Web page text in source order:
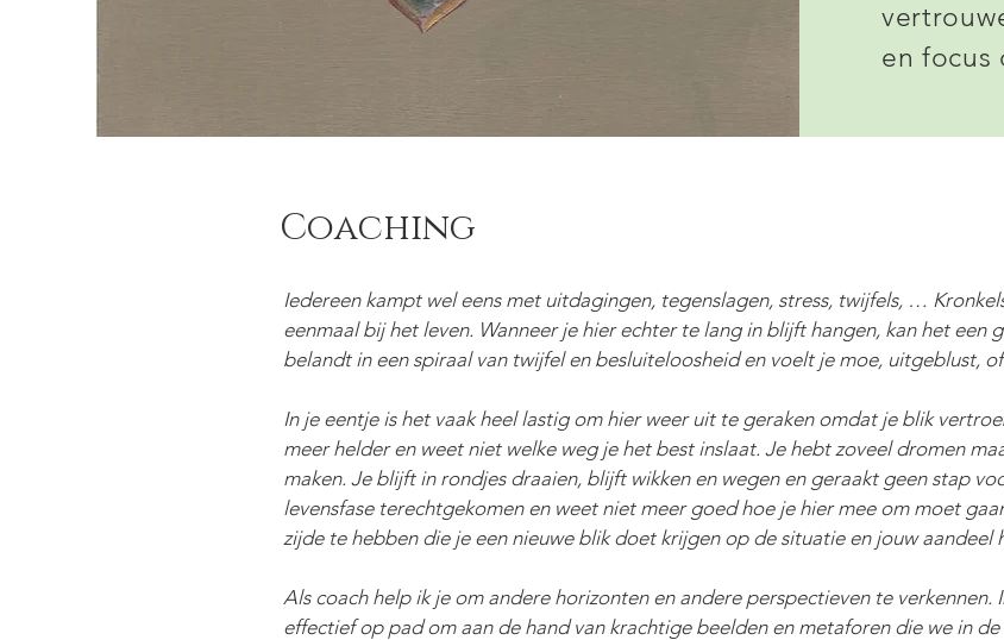
en focus
Coaching
Iedereen kampt wel eens met uitdagingen, tegenslagen, stress, twijfels, …
eenmaal bij het leven. Wanneer je hier echter te lang in blijft hangen, kan het een
belandt in een spiraal van twijfel en besluiteloosheid en voelt je moe, uitgeblust,
In je eentje is het vaak heel lastig om hier weer uit te geraken omdat je blik
meer helder en weet niet welke weg je het best inslaat. Je hebt zoveel dromen
maken. Je blijft in rondjes draaien, blijft wikken en wegen en geraakt geen stap
levensfase terechtgekomen en weet niet meer goed hoe je hier mee om moet
zijde te hebben die je een nieuwe blik doet krijgen op de situatie en jouw aandeel
Als coach help ik je om andere horizonten en andere perspectieven te verkennen.
effectief op pad om aan de hand van krachtige beelden en metaforen die we in